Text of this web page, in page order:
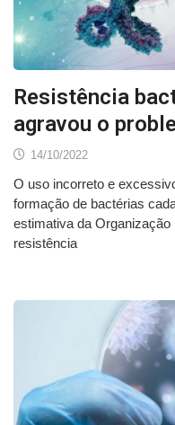
Resistência
agravou o
14/10/2022
O uso incorreto e
formação de bactérias
estimativa da
resistência